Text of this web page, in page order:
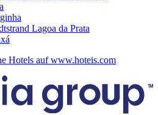
Lagoa da Prata
Hotels auf www.hoteis.com